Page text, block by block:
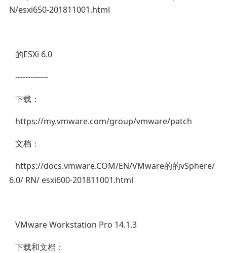
N/esxi650-201811001.html
的ESXi 6.0
-------------
下载：
https://my.vmware.com/group/vmware/patch
文档：
https://docs.vmware.COM/EN/VMware的的vSphere/
6.0/ RN/ esxi600-201811001.html
VMware Workstation Pro 14.1.3
下载和文档：